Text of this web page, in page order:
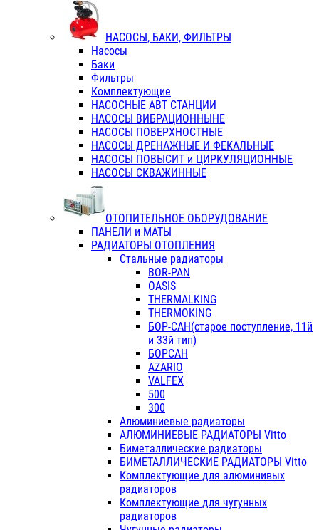
НАСОСЫ, БАКИ, ФИЛЬТРЫ
Насосы
Баки
Фильтры
Комплектующие
НАСОСНЫЕ АВТ СТАНЦИИ
НАСОСЫ ВИБРАЦИОННЫНЕ
НАСОСЫ ПОВЕРХНОСТНЫЕ
НАСОСЫ ДРЕНАЖНЫЕ И ФЕКАЛЬНЫЕ
НАСОСЫ ПОВЫСИТ и ЦИРКУЛЯЦИОННЫЕ
НАСОСЫ СКВАЖИННЫЕ
ОТОПИТЕЛЬНОЕ ОБОРУДОВАНИЕ
ПАНЕЛИ и МАТЫ
РАДИАТОРЫ ОТОПЛЕНИЯ
Стальные радиаторы
BOR-PAN
OASIS
THERMALKING
THERMOKING
БОР-САН(старое поступление, 11й
и 33й тип)
БОРСАН
AZARIO
VALFEX
500
300
Алюминиевые радиаторы
АЛЮМИНИЕВЫЕ РАДИАТОРЫ Vitto
Биметаллические радиаторы
БИМЕТАЛЛИЧЕСКИЕ РАДИАТОРЫ Vitto
Комплектующие для алюминивых
радиаторов
Комплектующие для чугунных
радиаторов